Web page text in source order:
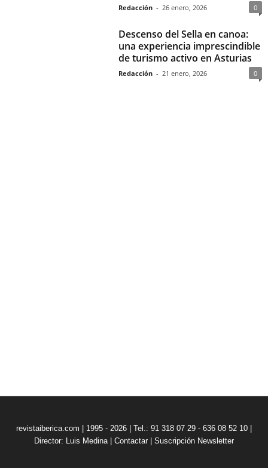
Redacción - 26 enero, 2026 0
Descenso del Sella en canoa:
una experiencia imprescindible
de turismo activo en Asturias
Redacción - 21 enero, 2026 0
revistaiberica.com | 1995 - 2026 | Tel.: 91 318 07 29 - 636 08 52 10 |
Director: Luis Medina| Contactar Suscripción Newsletter